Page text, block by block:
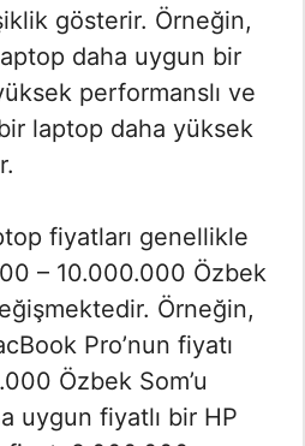
gösterir. Örneğin,
daha uygun bir
performanslı ve
laptop daha yüksek
fiyatları genellikle
– 10.000.000 Özbek
Örneğin,
Pro’nun fiyatı
Özbek Som’u
uygun fiyatlı bir HP